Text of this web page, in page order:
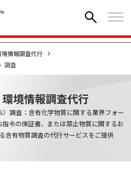
情報調査代行
調査
境情報調査代行
）調査：含有化学物質に関する業界フォー
令の保証書、または禁止物質に関するお
含有物質調査の代行サービスをご提供